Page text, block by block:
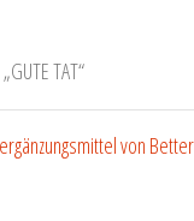
TAT“
von